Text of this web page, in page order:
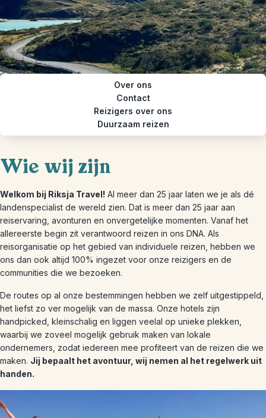
Over ons
Contact
Reizigers over ons
Duurzaam reizen
Wie wij zijn
Welkom bij Riksja Travel! Al meer dan 25 jaar laten we je als dé
landenspecialist de wereld zien. Dat is meer dan 25 jaar aan
reiservaring, avonturen en onvergetelijke momenten. Vanaf het
allereerste begin zit verantwoord reizen in ons DNA. Als
reisorganisatie op het gebied van individuele reizen, hebben we
ons dan ook altijd 100% ingezet voor onze reizigers en de
communities die we bezoeken.
De routes op al onze bestemmingen hebben we zelf uitgestippeld,
het liefst zo ver mogelijk van de massa. Onze hotels zijn
handpicked, kleinschalig en liggen veelal op unieke plekken,
waarbij we zoveel mogelijk gebruik maken van lokale
ondernemers, zodat iedereen mee profiteert van de reizen die we
maken. Jij bepaalt het avontuur, wij nemen al het regelwerk uit
handen.